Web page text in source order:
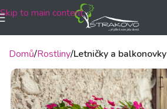
Skip to main content
Domů Rostliny Letničky a balkonovky